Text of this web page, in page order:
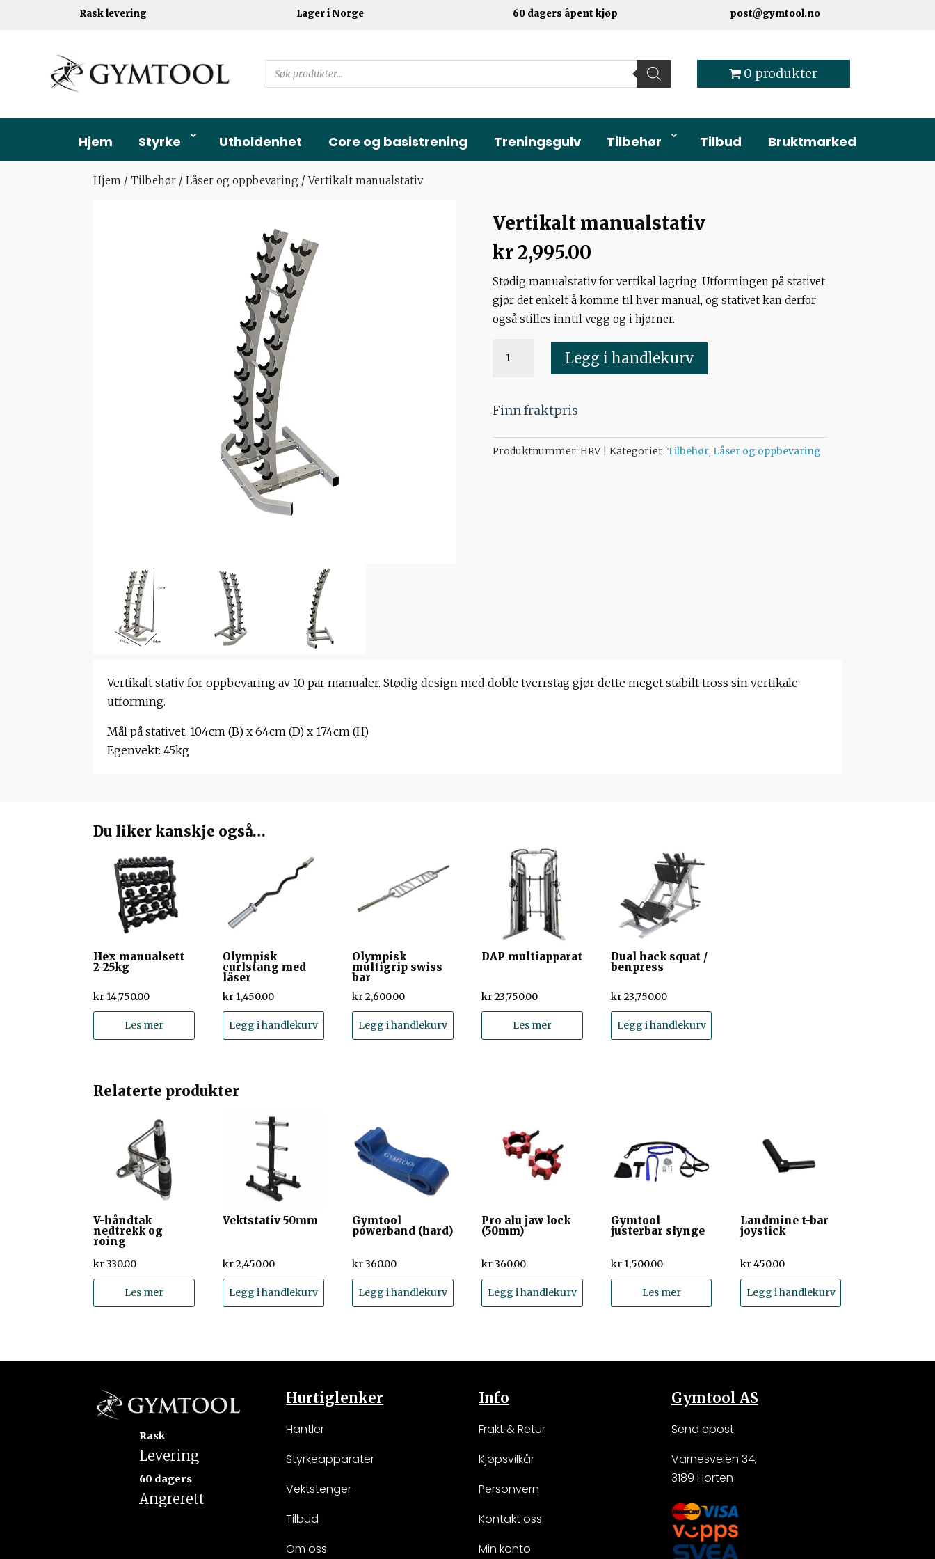
Rask levering Lager i Norge 60 dagers åpent kjøp post@gymtool.no
Products
search
0 produkter
Hjem Styrke Utholdenhet Core og basistrening Treningsgulv Tilbehør Tilbud Bruktmarked
Hjem /Tilbehør /Låser og oppbevaring / Vertikalt manualstativ
Vertikalt manualstativ
kr2,995.00
Stødig manualstativ for vertikal lagring. Utformingen på stativet
gjør det enkelt å komme til hver manual, og stativet kan derfor
også stilles inntil vegg og i hjørner.
manualstativLegg i handlekurv
Finn fraktpris
Produktnummer:HRV Kategorier:Tilbehør, Låser og oppbevaring
Vertikalt stativ for oppbevaring av 10 par manualer. Stødig design med doble tverrstag gjør dette meget stabilt tross sin vertikale
utforming.
Mål på stativet: 104cm (B) x 64cm (D) x 174cm (H)
Egenvekt: 45kg
Du liker kanskje også…
Hex manualsett
2-25kg
kr 14,750.00
Les mer
Olympisk
curlstang med
låser
kr 1,450.00
Legg i handlekurv
Olympisk
multigrip swiss
bar
kr2,600.00
Legg i handlekurv
DAP multiapparat
kr23,750.00
Les mer
Dual hack squat /
benpress
kr23,750.00
Legg i handlekurv
Relaterte produkter
V-håndtak
nedtrekk og
roing
kr330.00
Les mer
Vektstativ 50mm
kr2,450.00
Legg i handlekurv
Gymtool
powerband (hard)
kr360.00
Legg i handlekurv
Pro alu jaw lock
(50mm)
kr360.00
Legg i handlekurv
Gymtool
justerbar slynge
kr 1,500.00
Les mer
Landmine t-bar
joystick
kr450.00
Legg i handlekurv
Rask
Levering
60 dagers
Angrerett
Hurtiglenker
Hantler
Styrkeapparater
Vektstenger
Tilbud
Om oss
Info
Frakt & Retur
Kjøpsvilkår
Personvern
Kontakt oss
Min konto
Gymtool AS
Send epost
Varnesveien 34,
3189 Horten